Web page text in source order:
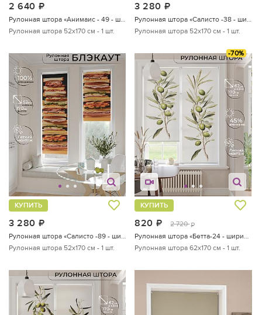
2 640
Рулонная штора «Анимаис - 49 - ширина 52 см»
Рулонная штора 52х170 см - 1 шт.
3 280
Рулонная штора «Салисто -38 - ширина 52 см»
Рулонная штора 52х170 см - 1 шт.
3 280
КУПИТЬ
Рулонная штора «Салисто -89 - ширина 52 см»
Рулонная штора 52х170 см - 1 шт.
-70%
820 руб.
2 720 руб.
КУПИТЬ
Рулонная штора «Бетта-24 - ширина 62 см»
Рулонная штора 62х170 см - 1 шт.